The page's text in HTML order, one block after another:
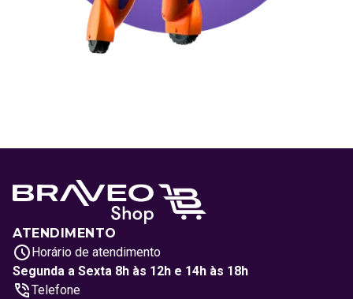
ATENDIMENTO
Horário de atendimento
Segunda a Sexta 8h às 12h e 14h às 18h
Telefone